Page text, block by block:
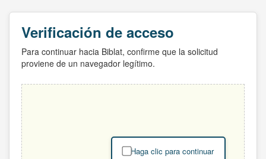
Verificación de acceso
Para continuar hacia Biblat, confirme que la solicitud
proviene de un navegador legítimo.
Haga clic para continuar